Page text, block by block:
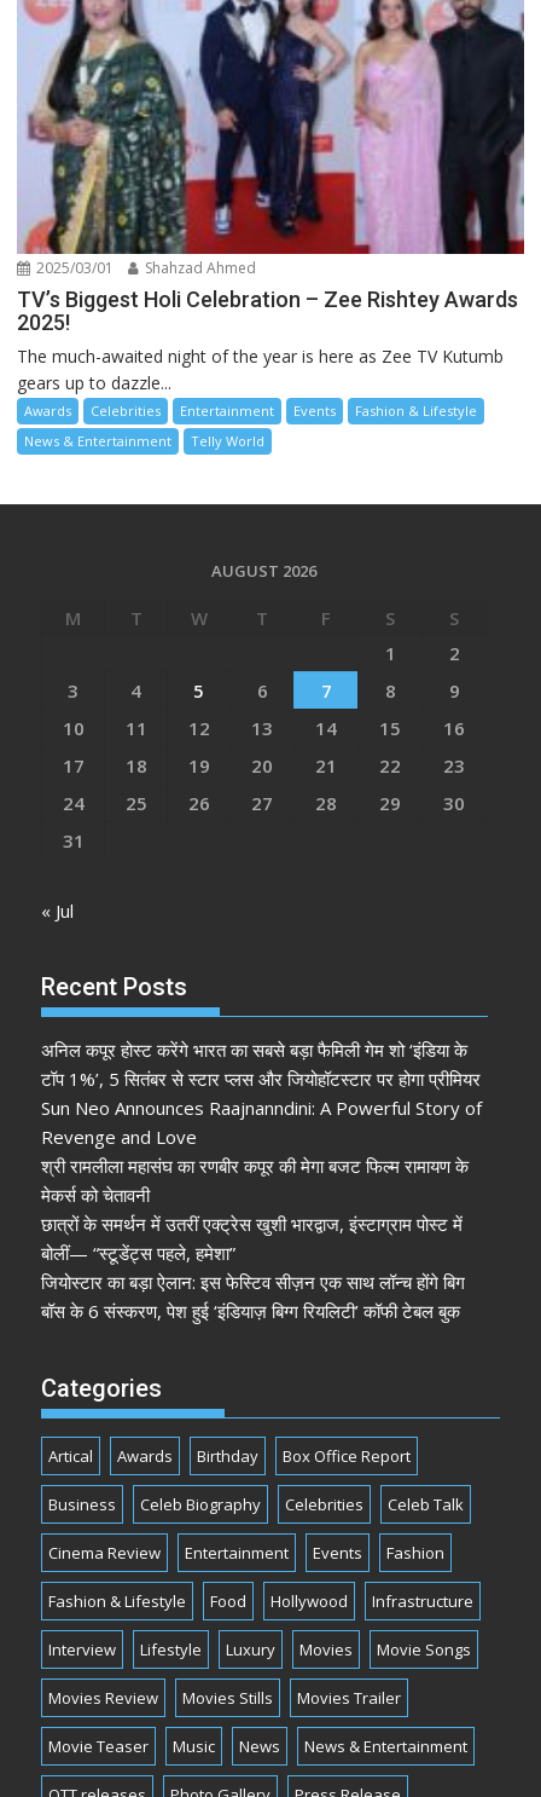
2025/03/01 Shahzad Ahmed
TV’s Biggest Holi Celebration – Zee Rishtey Awards
2025!
The much-awaited night of the year is here as Zee TV Kutumb
gears up to dazzle...
Awards Celebrities Entertainment Events
Fashion & Lifestyle
News & Entertainment
Telly World
AUGUST 2026
M T W T F S
S
1
2
3
4 5 6 7 8
9
10
11 12 13 14 15
16
17
18 19 20 21 22
23
24
25 26 27 28 29
30
31
« Jul
Recent Posts
अनिल कपूर होस्ट करेंगे भारत का सबसे बड़ा फैमिली गेम शो ‘इंडिया के
टॉप 1%’, 5 सितंबर से स्टार प्लस और जियोहॉटस्टार पर होगा प्रीमियर
Sun Neo Announces Raajnanndini: A Powerful Story of
Revenge and Love
श्री रामलीला महासंघ का रणबीर कपूर की मेगा बजट फिल्म रामायण के
मेकर्स को चेतावनी
छात्रों के समर्थन में उतरीं एक्ट्रेस खुशी भारद्वाज, इंस्टाग्राम पोस्ट में
बोलीं— “स्टूडेंट्स पहले, हमेशा”
जियोस्टार का बड़ा ऐलान: इस फेस्टिव सीज़न एक साथ लॉन्च होंगे बिग
बॉस के 6 संस्करण, पेश हुई ‘इंडियाज़ बिग्ग रियलिटी’ कॉफी टेबल बुक
Categories
Artical Awards Birthday Box Office Report
Business Celeb Biography Celebrities Celeb Talk
Cinema Review Entertainment Events Fashion
Fashion & Lifestyle Food Hollywood Infrastructure
Interview Lifestyle Luxury Movies Movie Songs
Movies Review Movies Stills Movies Trailer
Movie Teaser Music News News & Entertainment